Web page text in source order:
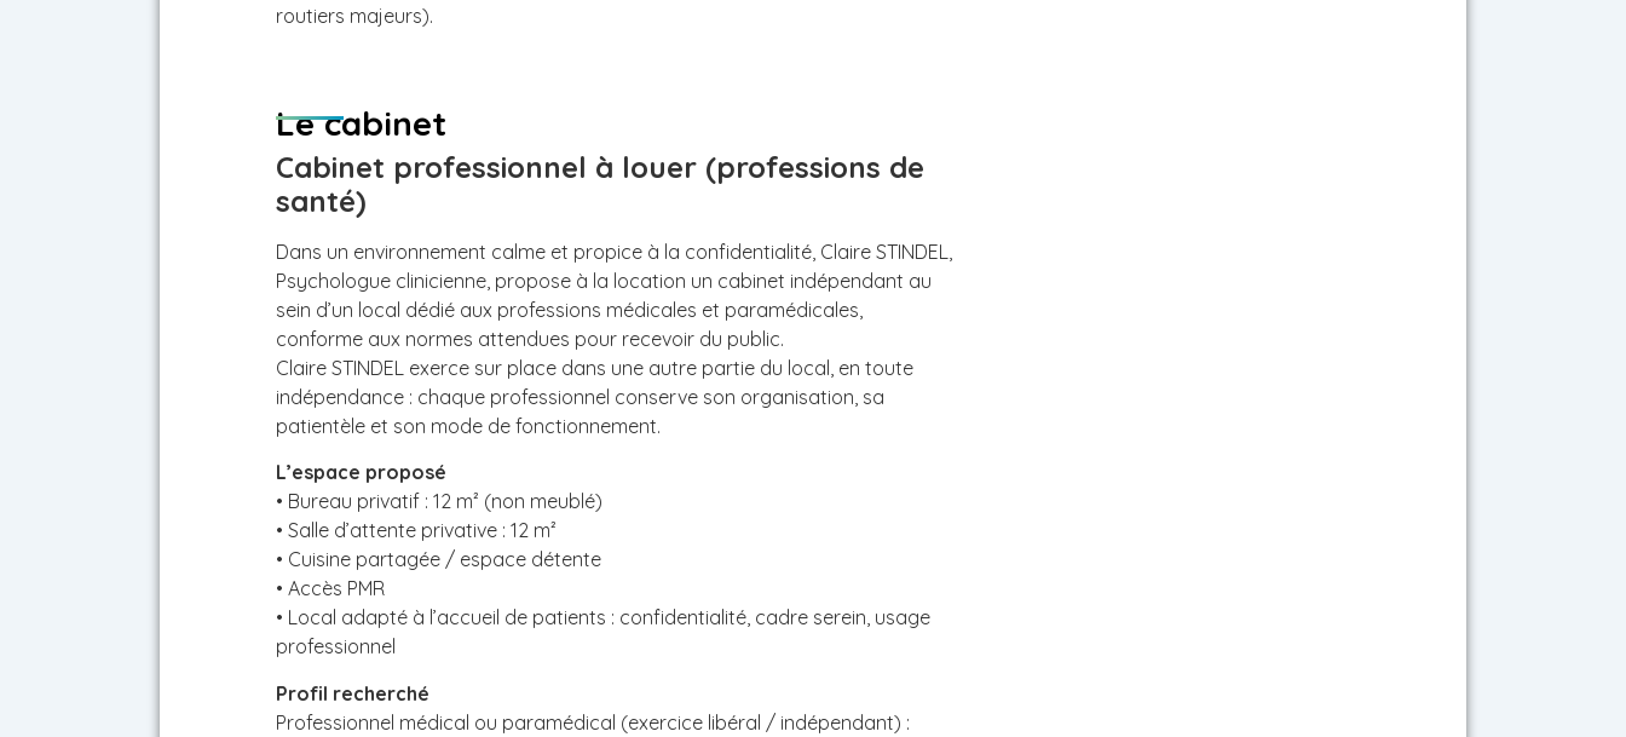
routiers majeurs).
Le cabinet
Cabinet professionnel à louer (professions de
santé)
Dans un environnement calme et propice à la confidentialité, Claire STINDEL,
Psychologue clinicienne, propose à la location un cabinet indépendant au
sein d’un local dédié aux professions médicales et paramédicales,
conforme aux normes attendues pour recevoir du public.
Claire STINDEL exerce sur place dans une autre partie du local, en toute
indépendance : chaque professionnel conserve son organisation, sa
patientèle et son mode de fonctionnement.
L’espace proposé
• Bureau privatif : 12 m² (non meublé)
• Salle d’attente privative : 12 m²
• Cuisine partagée / espace détente
• Accès PMR
• Local adapté à l’accueil de patients : confidentialité, cadre serein, usage
professionnel
Profil recherché
Professionnel médical ou paramédical (exercice libéral / indépendant) :